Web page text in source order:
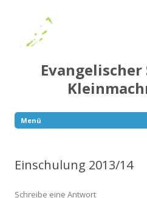
Menü
Einschulung 2013/14
Schreibe eine Antwort